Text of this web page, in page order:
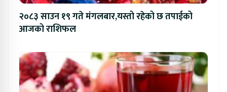
२०८३ साउन १९ गते मंगलबार,यस्तो रहेको छ तपाईको
आजको राशिफल